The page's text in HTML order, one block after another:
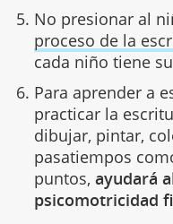
No presionar al
proceso de la
cada niño tiene
Para aprender a
practicar la
dibujar, pintar,
pasatiempos
puntos, ayudará
psicomotricidad